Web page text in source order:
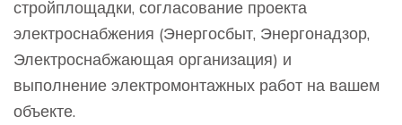
стройплощадки, согласование проекта
электроснабжения (Энергосбыт, Энергонадзор,
Электроснабжающая организация) и
выполнение электромонтажных работ на вашем
объекте.